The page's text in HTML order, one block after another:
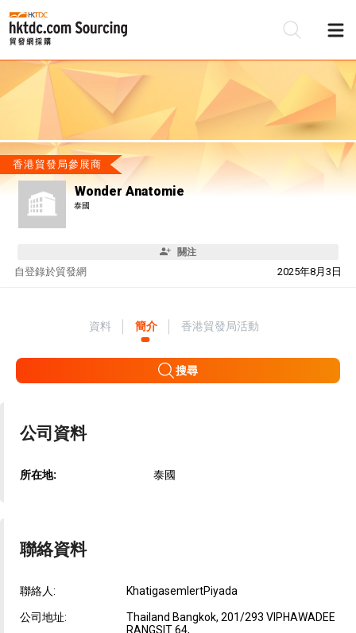
香港貿發局參展商
Wonder Anatomie
泰國
關注
自 2025年8月3日
登錄於貿發網
資料 簡介 香港貿發局活動
搜尋
公司資料
所在地: 泰國
聯絡資料
聯絡人: KhatigasemlertPiyada
公司地址:
Thailand Bangkok, 201/293 VIPHAWADEE
RANGSIT 64,